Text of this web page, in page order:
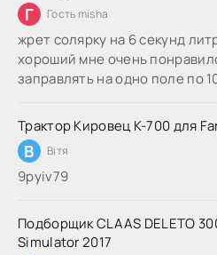
Г Гость misha
жрет солярку на 6 секунд
хороший мне очень
заправлять на одно поле по
Трактор Кировец К-700 для
В Вітя
9руіv79
Подборщик CLAAS DELETO
Simulator 2017